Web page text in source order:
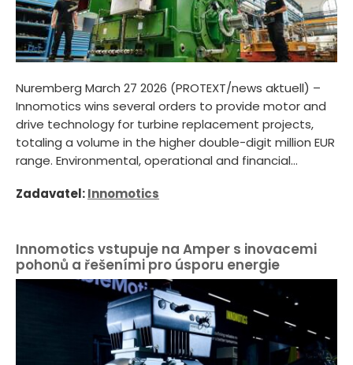
Nuremberg March 27 2026 (PROTEXT/news aktuell) –
Innomotics wins several orders to provide motor and
drive technology for turbine replacement projects,
totaling a volume in the higher double-digit million EUR
range. Environmental, operational and financial...
Zadavatel:Innomotics
Innomotics vstupuje na Amper s inovacemi
pohonů a řešeními pro úsporu energie